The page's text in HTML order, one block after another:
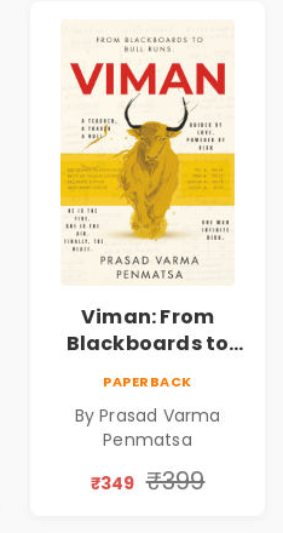
Viman: From
Blackboards to
Through Stock
Markets, Risk,
Love & Purpose |
PAPERBACK
By Prasad Varma
Penmatsa
₹349 ₹399